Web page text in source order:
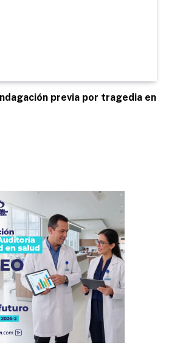
previa por tragedia en